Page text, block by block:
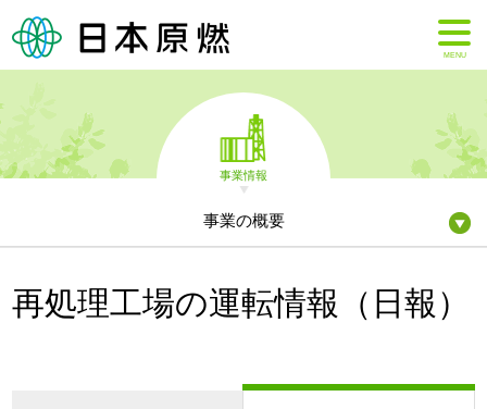
MENU
事業情報
事業の概要
再処理工場の運転情報（日報）